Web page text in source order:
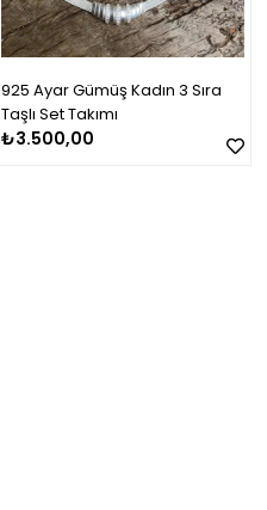
925 Ayar Gümüş Kadın 3 Sıra
Taşlı Set Takımı
₺3.500,00